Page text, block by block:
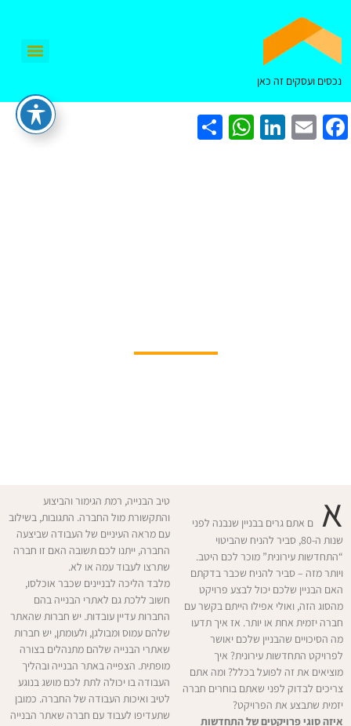
נכסים ועסקים זה כאן
Facebook
Email
LinkedIn
WhatsApp
א
ם אתם גרים בבניין שנבנה לפני
שנות ה-80, סביר להניח שהביטוי
“התחדשות עירונית” מוכר לכם היטב.
ויותר מזה – סביר להניח שכבר בדקתם
האם הבניין שלכם יכול לבצע פרויקט
מהסוג הזה, ואולי אפילו הייתם בקשר עם
חברה יזמית אחת או יותר. אז איך תדעו
מה הסיכויים שהבניין שלכם יאושר
לפרויקט התחדשות עירונית? איך
מוציאים את זה לפועל בכלל? ומה אתם
צריכים לבדוק לפני שאתם בוחרים חברה
יזמית שתבצע את הפרויקט?
איזה סוגי פרויקטים של התחדשות
טיב הבנייה, רמת הגימור והביצוע
והתקשורת מול החברה. התגובות, בשילוב
עם מראה העיניים של העבודה שביצעה
החברה, ייתנו לכם תשובה האם זו חברה
שתרצו לעבוד עמה או לא.
מלבד הליכה לבניינים שכבר אוכלסו,
חשוב ללכת גם לאתרי הבנייה בהם
החברות עדיין עובדות. יש חברות שהאתר
שלהם עמוס ומבולגן, ולעומתן, יש חברות
שאתרי הבנייה שלהם מתנהלים בצורה
מופתית. הצפייה באתר הבנייה ובהליך
העבודה בו יכולה לתת לכם מושג בנוגע
לטיב ואיכות העבודה של החברה. כמובן
שתעדיפו לעבוד עם חברה שאתר הבנייה